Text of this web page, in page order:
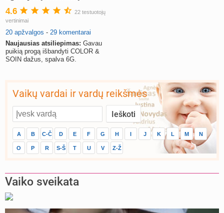
medžiagų (atsiliepimai)
4.6
22 testuotojų
vertinimai
20 apžvalgos - 29 komentarai
Naujausias atsiliepimas: Gavau
puikią progą išbandyti COLOR &
SOIN dažus, spalva 6G.
Vaikų vardai ir vardų reikšmės
A B C-Č D E F G H J K L M N
O P R S-Š T U V Z-Ž
Vaiko sveikata